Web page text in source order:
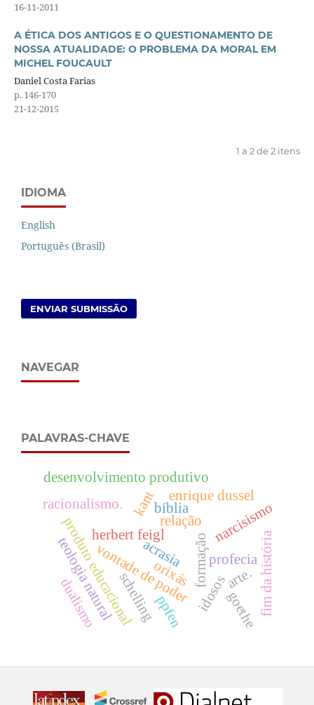
16-11-2011
A ÉTICA DOS ANTIGOS E O QUESTIONAMENTO DE
NOSSA ATUALIDADE: O PROBLEMA DA MORAL EM
MICHEL FOUCAULT
Daniel Costa Farias
p. 146-170
21-12-2015
1 a 2 de 2 itens
IDIOMA
English
Português (Brasil)
ENVIAR SUBMISSÃO
NAVEGAR
PALAVRAS-CHAVE
kant
herbert feigl
bíblia
profecia
produto educacional relação
vontade de poder
acrasia
desenvolvimento produtivo
formação fim da história
idosos
enrique dussel
arte.
schelling
racionalismo.
teologia natural goethe
dualismo
narcisismo
ppfen
orixás